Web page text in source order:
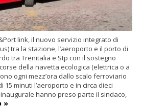
link, il nuovo servizio integrato di
tra la stazione, l’aeroporto e il porto di
tra Trenitalia e Stp con il sostegno
della navetta ecologica (elettrica o a
ogni mezz’ora dallo scalo ferroviario
15 minuti l’aeroporto e in circa dieci
hanno preso parte il sindaco,
»